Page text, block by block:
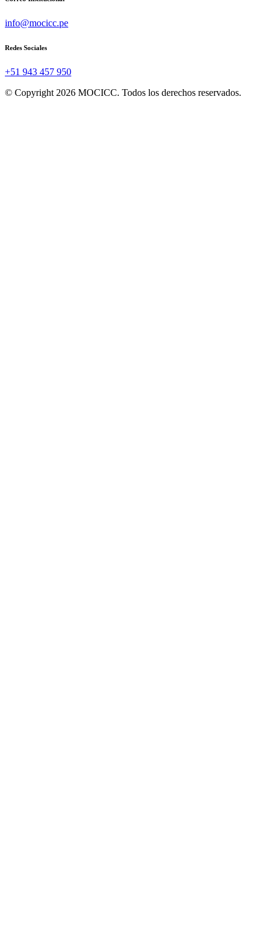
info@mocicc.pe
Redes Sociales
+51 943 457 950
© Copyright 2026 MOCICC. Todos los derechos reservados.